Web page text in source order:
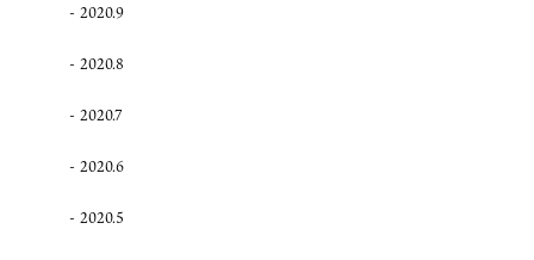
2020.9
2020.8
2020.7
2020.6
2020.5